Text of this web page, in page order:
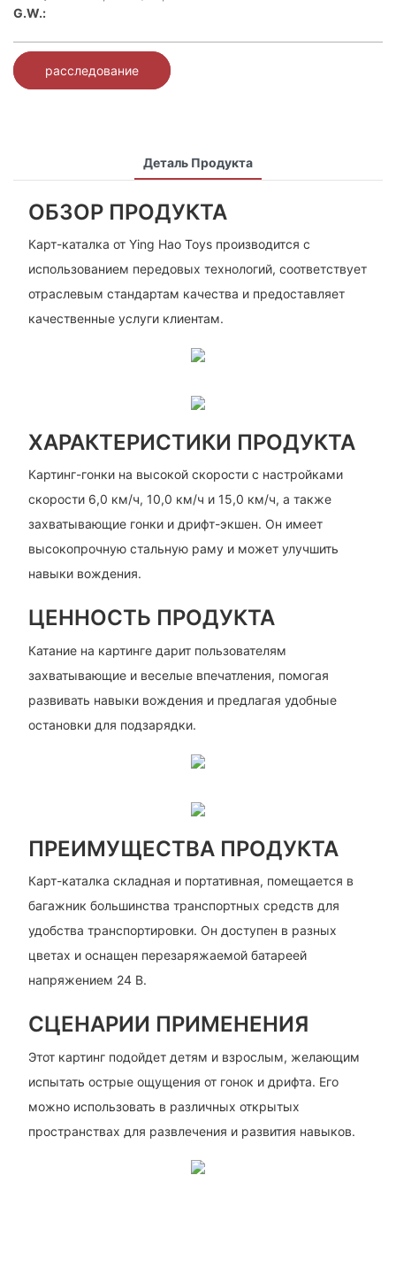
G.W.:
расследование
Деталь Продукта
ОБЗОР ПРОДУКТА
Карт-каталка от Ying Hao Toys производится с
использованием передовых технологий, соответствует
отраслевым стандартам качества и предоставляет
качественные услуги клиентам.
ХАРАКТЕРИСТИКИ ПРОДУКТА
Картинг-гонки на высокой скорости с настройками
скорости 6,0 км/ч, 10,0 км/ч и 15,0 км/ч, а также
захватывающие гонки и дрифт-экшен. Он имеет
высокопрочную стальную раму и может улучшить
навыки вождения.
ЦЕННОСТЬ ПРОДУКТА
Катание на картинге дарит пользователям
захватывающие и веселые впечатления, помогая
развивать навыки вождения и предлагая удобные
остановки для подзарядки.
ПРЕИМУЩЕСТВА ПРОДУКТА
Карт-каталка складная и портативная, помещается в
багажник большинства транспортных средств для
удобства транспортировки. Он доступен в разных
цветах и ​​оснащен перезаряжаемой батареей
напряжением 24 В.
СЦЕНАРИИ ПРИМЕНЕНИЯ
Этот картинг подойдет детям и взрослым, желающим
испытать острые ощущения от гонок и дрифта. Его
можно использовать в различных открытых
пространствах для развлечения и развития навыков.